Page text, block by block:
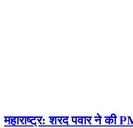
महाराष्ट्र: शरद पवार ने की